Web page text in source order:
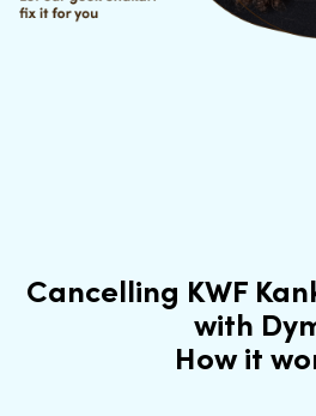
Cancelling KWF
with
How it